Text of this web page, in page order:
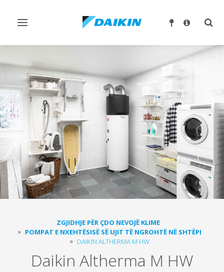
Ndrysho
ZGJIDHJE PËR ÇDO NEVOJË KLIME
POMPAT E NXEHTËSISË SË UJIT TË NGROHTË NË SHTËPI
DAIKIN ALTHERMA M HW
Daikin Altherma M HW